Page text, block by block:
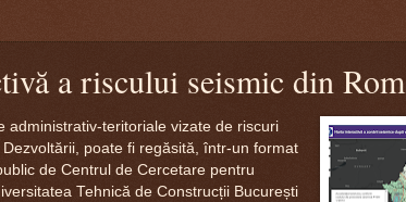
a riscului seismic din
administrativ-teritoriale vizate de riscuri
poate fi regăsită, într-un format
de Centrul de Cercetare pentru
Tehnică de Construcții București